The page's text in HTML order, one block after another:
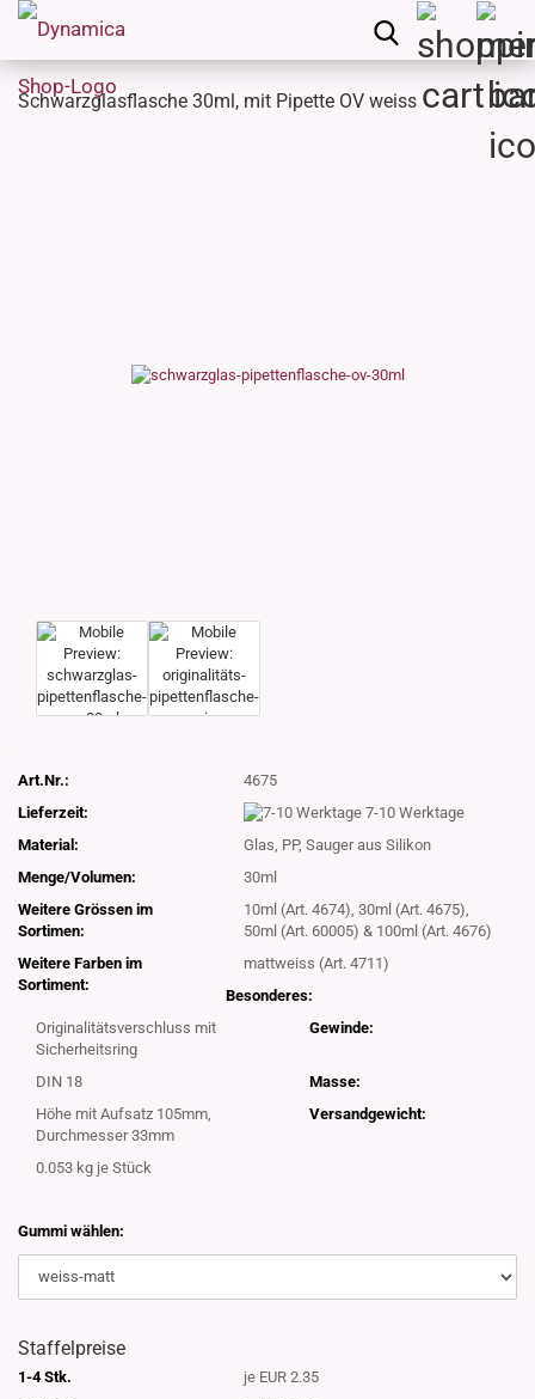
Schwarzglasflasche 30ml, mit Pipette OV weiss
Art.Nr.:
4675
Lieferzeit:
7-10 Werktage
Material:
Glas, PP, Sauger aus Silikon
Menge/Volumen:
30ml
Weitere Grössen im
Sortimen:
10ml (Art. 4674), 30ml (Art. 4675),
50ml (Art. 60005) & 100ml (Art. 4676)
Weitere Farben im
Sortiment:
mattweiss (Art. 4711)
Besonderes:
Originalitätsverschluss mit
Sicherheitsring
Gewinde:
DIN 18
Masse:
Höhe mit Aufsatz 105mm,
Durchmesser 33mm
Versandgewicht:
0.053 kg je Stück
Gummi wählen:
Staffelpreise
1-4 Stk.
je EUR 2.35